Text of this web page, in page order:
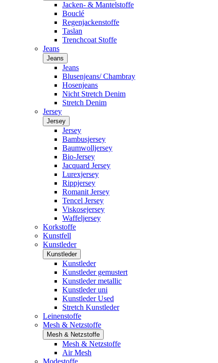
Jacken- & Mantelstoffe
Bouclé
Regenjackenstoffe
Taslan
Trenchcoat Stoffe
Jeans
Jeans
Jeans
Blusenjeans/ Chambray
Hosenjeans
Nicht Stretch Denim
Stretch Denim
Jersey
Jersey
Jersey
Bambusjersey
Baumwolljersey
Bio-Jersey
Jacquard Jersey
Lurexjersey
Rippjersey
Romanit Jersey
Tencel Jersey
Viskosejersey
Waffeljersey
Korkstoffe
Kunstfell
Kunstleder
Kunstleder
Kunstleder
Kunstleder gemustert
Kunstleder metallic
Kunstleder uni
Kunstleder Used
Stretch Kunstleder
Leinenstoffe
Mesh & Netzstoffe
Mesh & Netzstoffe
Mesh & Netzstoffe
Air Mesh
Modestoffe